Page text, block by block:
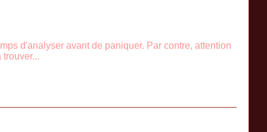
d'analyser avant de paniquer. Par contre, attention